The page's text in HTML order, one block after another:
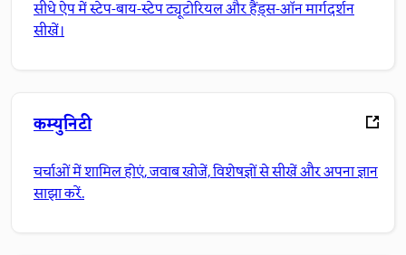
सीधे ऐप में स्टेप-बाय-स्टेप ट्यूटोरियल और हैंड्स-ऑन मार्गदर्शन
सीखें।
कम्युनिटी
चर्चाओं में शामिल होएं, जवाब खोजें, विशेषज्ञों से सीखें और अपना ज्ञान
साझा करें.